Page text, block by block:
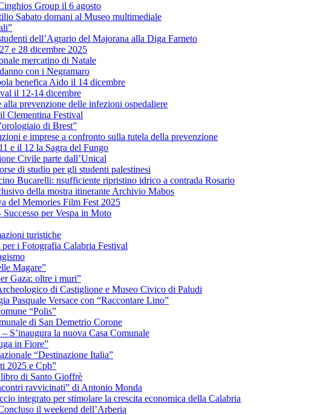
Group il 6 agosto
Sabato domani al Museo multimediale
dell’Agrario del Majorana alla Diga Farneto
e 28 dicembre 2025
mercatino di Natale
con i Negramaro
benefica Aido il 14 dicembre
il 12-14 dicembre
prevenzione delle infezioni ospedaliere
Clementina Festival
di Brest”
e imprese a confronto sulla tutela della prevenzione
e il 12 la Sagra del Fungo
Civile parte dall’Unical
di studio per gli studenti palestinesi
Bucarelli: nsufficiente ripristino idrico a contrada Rosario
della mostra itinerante Archivio Mabos
del Memories Film Fest 2025
per Vespa in Moto
turistiche
i Fotografia Calabria Festival
Magare”
Gaza: oltre i muri”
di Castiglione e Museo Civico di Paludi
Pasquale Versace con “Raccontare Lino”
“Polis”
di San Demetrio Corone
la nuova Casa Comunale
in Fiore”
“Destinazione Italia”
2025 e Cpb”
di Santo Gioffrè
ravvicinati” di Antonio Monda
integrato per stimolare la crescita economica della Calabria
il weekend dell’Arberia